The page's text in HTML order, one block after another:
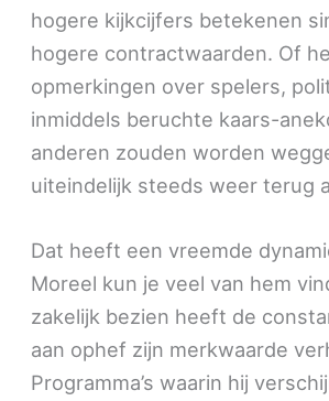
hogere kijkcijfers betekenen
hogere contractwaarden. Of
opmerkingen over spelers,
inmiddels beruchte kaars-
anderen zouden worden
uiteindelijk steeds weer terug
Dat heeft een vreemde
Moreel kun je veel van hem
zakelijk bezien heeft de
aan ophef zijn merkwaarde
Programma’s waarin hij